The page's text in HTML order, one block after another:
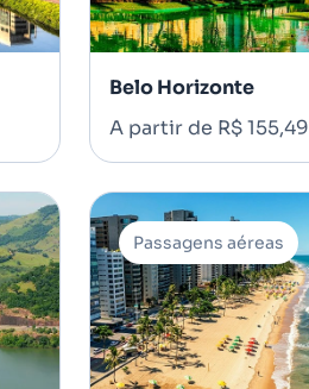
Belo Horizonte
A partir de R$ 155,49
Passagens aéreas